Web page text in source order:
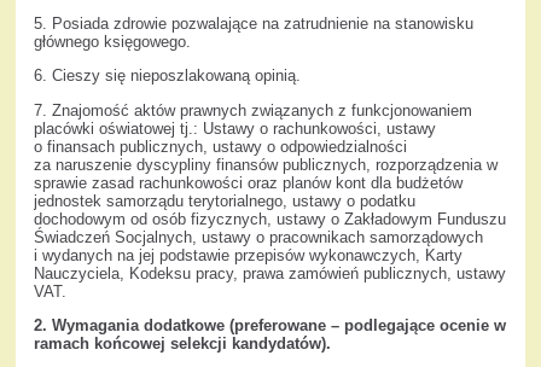
5. Posiada zdrowie pozwalające na zatrudnienie na stanowisku
głównego księgowego.
6. Cieszy się nieposzlakowaną opinią.
7. Znajomość aktów prawnych związanych z funkcjonowaniem
placówki oświatowej tj.: Ustawy o rachunkowości, ustawy
o finansach publicznych, ustawy o odpowiedzialności
za naruszenie dyscypliny finansów publicznych, rozporządzenia w
sprawie zasad rachunkowości oraz planów kont dla budżetów
jednostek samorządu terytorialnego, ustawy o podatku
dochodowym od osób fizycznych, ustawy o Zakładowym Funduszu
Świadczeń Socjalnych, ustawy o pracownikach samorządowych
i wydanych na jej podstawie przepisów wykonawczych, Karty
Nauczyciela, Kodeksu pracy, prawa zamówień publicznych, ustawy
VAT.
2. Wymagania dodatkowe (preferowane – podlegające ocenie w
ramach końcowej selekcji kandydatów).